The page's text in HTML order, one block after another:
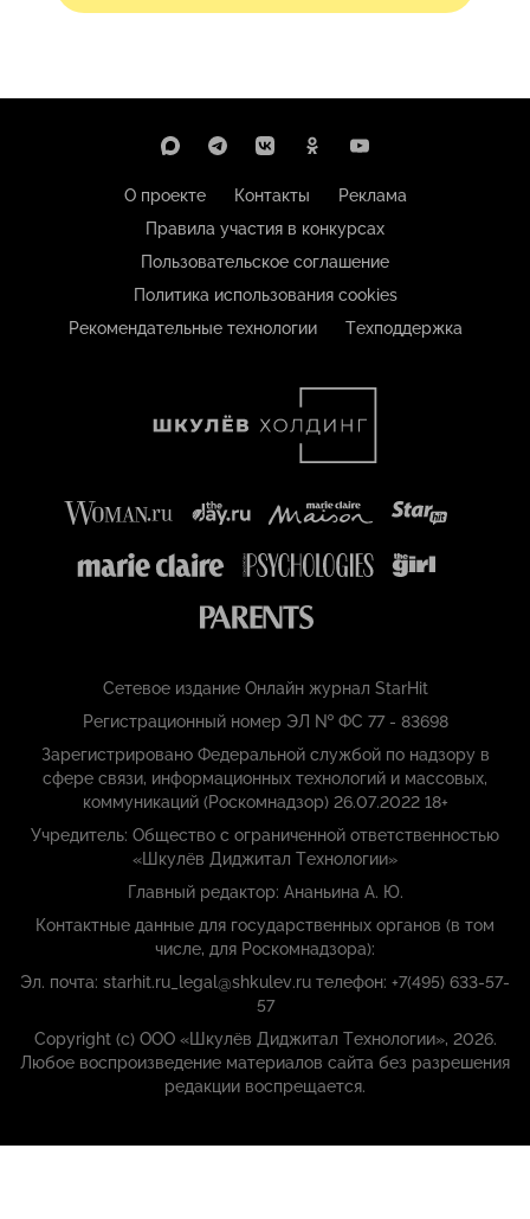
О проекте Контакты
Реклама
Правила участия в конкурсах
Пользовательское соглашение
Политика использования cookies
Рекомендательные технологии
Техподдержка
Сетевое издание Онлайн журнал StarHit
Регистрационный номер ЭЛ № ФС 77 - 83698
Зарегистрировано Федеральной службой по надзору в
сфере связи, информационных технологий и массовых,
коммуникаций (Роскомнадзор) 26.07.2022 18+
Учредитель: Общество с ограниченной ответственностью
«Шкулёв Диджитал Технологии»
Главный редактор: Ананьина А. Ю.
Контактные данные для государственных органов (в том
числе, для Роскомнадзора):
Эл. почта: starhit.ru_legal@shkulev.ru телефон: +7(495) 633-57-
57
Copyright (с) ООО «Шкулёв Диджитал Технологии», 2026.
Любое воспроизведение материалов сайта без разрешения
редакции воспрещается.